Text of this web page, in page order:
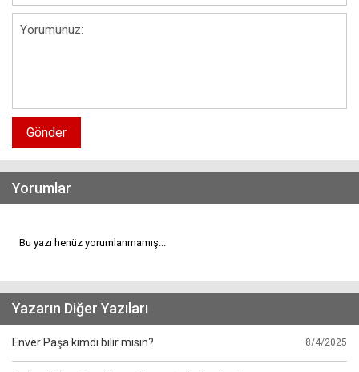
Gönder
Yorumlar
Bu yazı henüz yorumlanmamış...
Yazarın Diğer Yazıları
Enver Paşa kimdi bilir misin? 8/4/2025